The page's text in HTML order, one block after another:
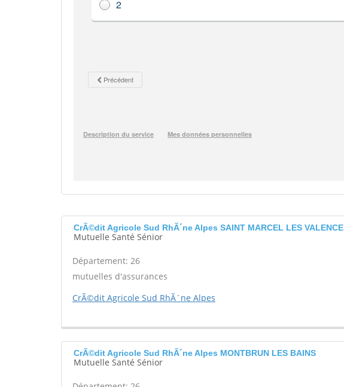
CrÃ©dit Agricole Sud RhÃ´ne Alpes SAINT MARCEL LES VALENCE
Mutuelle Santé Sénior
Département: 26
mutuelles d'assurances
CrÃ©dit Agricole Sud RhÃ´ne Alpes
CrÃ©dit Agricole Sud RhÃ´ne Alpes MONTBRUN LES BAINS
Mutuelle Santé Sénior